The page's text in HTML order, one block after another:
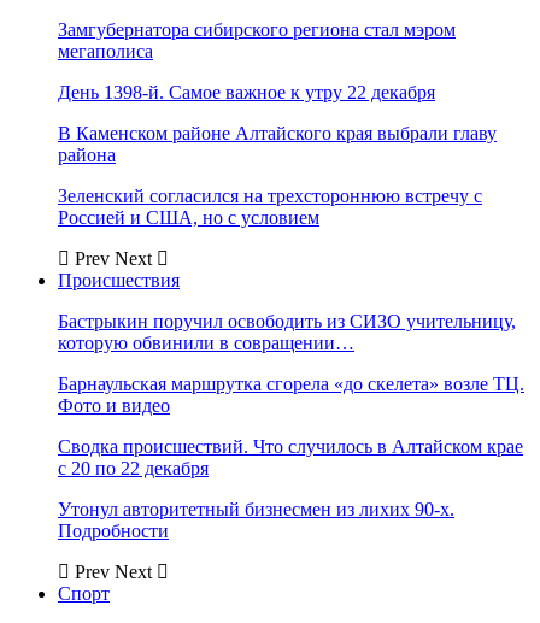
Замгубернатора сибирского региона стал мэром
мегаполиса
День 1398-й. Самое важное к утру 22 декабря
В Каменском районе Алтайского края выбрали главу
района
Зеленский согласился на трехстороннюю встречу с
Россией и США, но с условием
Prev Next
Происшествия
Бастрыкин поручил освободить из СИЗО учительницу,
которую обвинили в совращении…
Барнаульская маршрутка сгорела «до скелета» возле ТЦ.
Фото и видео
Сводка происшествий. Что случилось в Алтайском крае
с 20 по 22 декабря
Утонул авторитетный бизнесмен из лихих 90-х.
Подробности
Prev Next
Спорт